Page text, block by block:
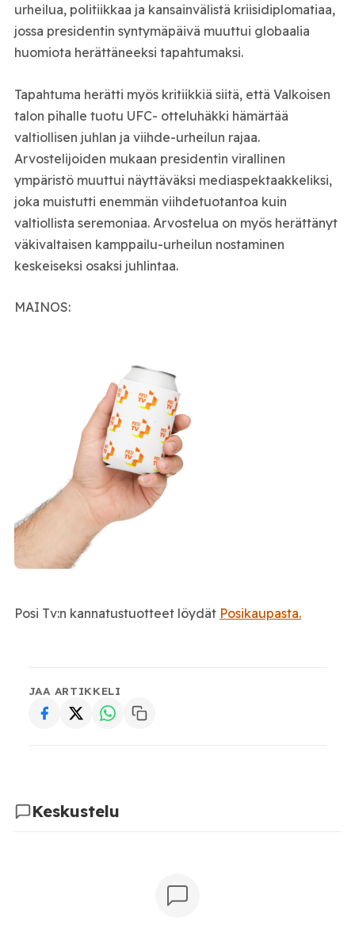
urheilua, politiikkaa ja kansainvälistä kriisidiplomatiaa,
jossa presidentin syntymäpäivä muuttui globaalia
huomiota herättäneeksi tapahtumaksi.
Tapahtuma herätti myös kritiikkiä siitä, että Valkoisen
talon pihalle tuotu UFC- otteluhäkki hämärtää
valtiollisen juhlan ja viihde-urheilun rajaa.
Arvostelijoiden mukaan presidentin virallinen
ympäristö muuttui näyttäväksi mediaspektaakkeliksi,
joka muistutti enemmän viihdetuotantoa kuin
valtiollista seremoniaa. Arvostelua on myös herättänyt
väkivaltaisen kamppailu-urheilun nostaminen
keskeiseksi osaksi juhlintaa.
MAINOS:
Posi Tv:n kannatustuotteet löydät Posikaupasta.
JAA ARTIKKELI
Keskustelu